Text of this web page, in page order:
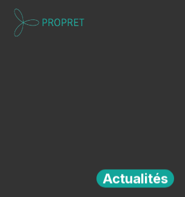
Skip
Actualités